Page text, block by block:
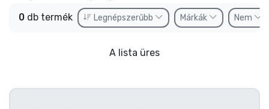
0 db termék Legnépszerűbb Márkák Nem
A lista üres
Outlet cuccok